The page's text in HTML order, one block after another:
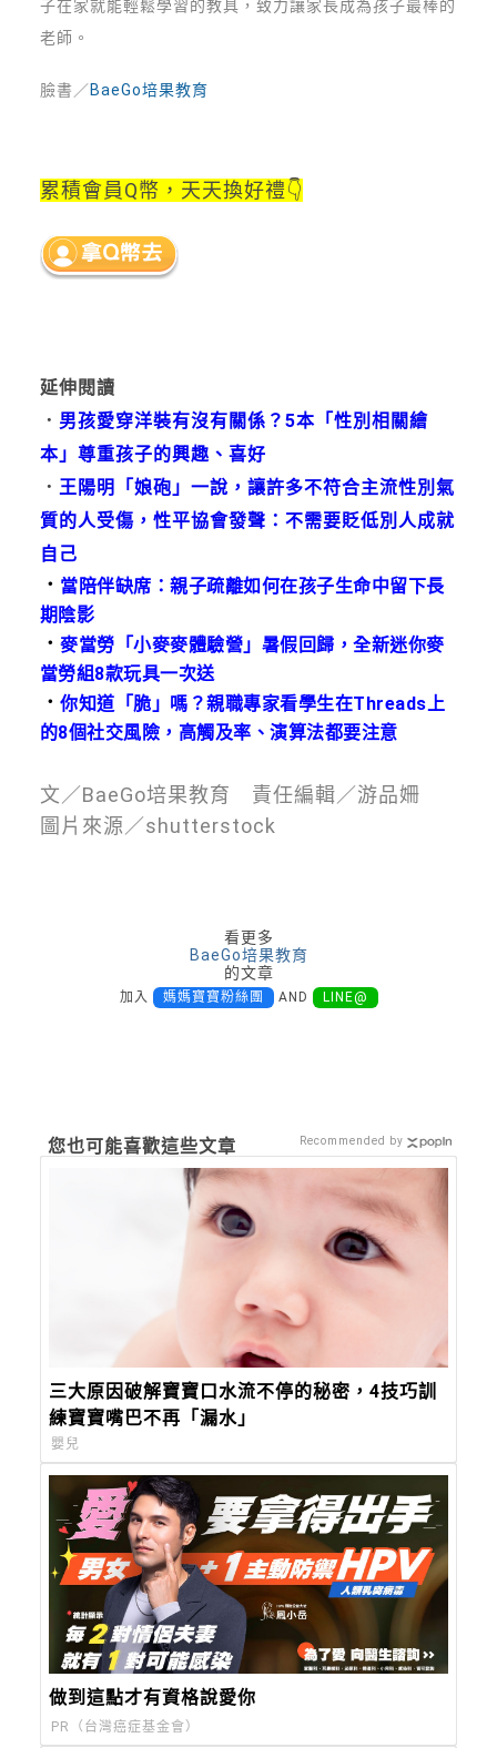
子在家就能輕鬆學習的教具，致力讓家長成為孩子最棒的
老師。
臉書／BaeGo培果教育
累積會員Q幣， 天天換好禮👇
延伸閱讀
． 男孩愛穿洋裝有沒有關係？5本「性別相關繪
本」尊重孩子的興趣、喜好
． 王陽明「娘砲」一說，讓許多不符合主流性別氣
質的人受傷，性平協會發聲：不需要貶低別人成就
自己
． 當陪伴缺席：親子疏離如何在孩子生命中留下長
期陰影
．麥當勞「小麥麥體驗營」暑假回歸，全新迷你麥
當勞組8款玩具一次送
．你知道「脆」嗎？親職專家看學生在Threads上
的8個社交風險，高觸及率、演算法都要注意
文／BaeGo培果教育 責任編輯／游品姍
圖片來源／shutterstock
看更多
BaeGo培果教育
的文章
加入 媽媽寶寶粉絲團 AND LINE@
您也可能喜歡這些文章
三大原因破解寶寶口水流不停的秘密，4技巧訓
練寶寶嘴巴不再「漏水」
嬰兒
做到這點才有資格說愛你
PR（台灣癌症基金會）
Recommended by